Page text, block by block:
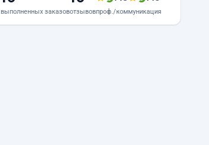
выполненных заказовотзывовпроф./коммуникация